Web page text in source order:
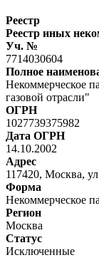
Реестр
Реестр иных
Уч. №
7714030604
Полное
Некоммерческое
газовой отрасли"
ОГРН
1027739375982
Дата ОГРН
14.10.2002
Адрес
117420, Москва,
Форма
Некоммерческое
Регион
Москва
Статус
Исключенные